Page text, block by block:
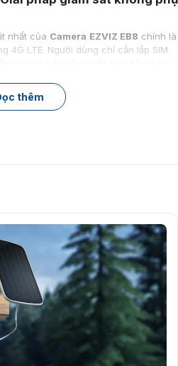
nhất của Camera EZVIZ EB8 chính là
4G LTE. Người dùng chỉ cần lắp SIM
chọn lý tưởng cho trang trại, nhà
khu đất trống hoặc các địa điểm
thêm